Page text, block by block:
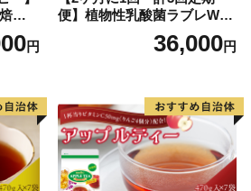
さがりばな）
煎珈
）
円
便】植物性乳酸菌ラブレW
プレーン36本（計108本）
36,000円